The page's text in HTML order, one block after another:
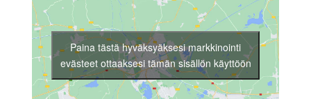
Paina tästä hyväksyäksesi markkinointi
evästeet ottaaksesi tämän sisällön käyttöön